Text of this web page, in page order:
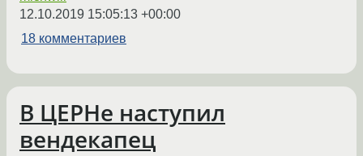
12.10.2019 15:05:13 +00:00
18 комментариев
В ЦЕРНе наступил
вендекапец